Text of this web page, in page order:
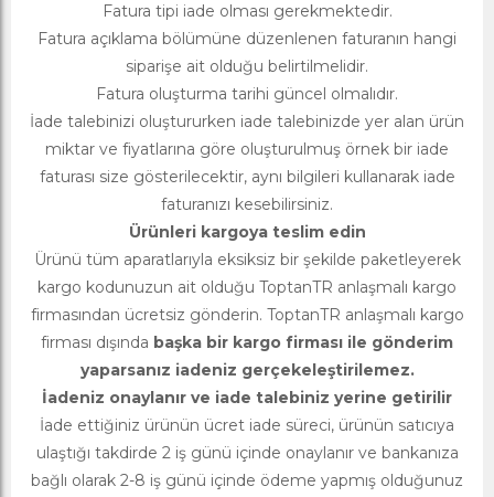
Fatura tipi iade olması gerekmektedir.
Fatura açıklama bölümüne düzenlenen faturanın hangi
siparişe ait olduğu belirtilmelidir.
Fatura oluşturma tarihi güncel olmalıdır.
İade talebinizi oluştururken iade talebinizde yer alan ürün
miktar ve fiyatlarına göre oluşturulmuş örnek bir iade
faturası size gösterilecektir, aynı bilgileri kullanarak iade
faturanızı kesebilirsiniz.
Ürünleri kargoya teslim edin
Ürünü tüm aparatlarıyla eksiksiz bir şekilde paketleyerek
kargo kodunuzun ait olduğu ToptanTR anlaşmalı kargo
firmasından ücretsiz gönderin. ToptanTR anlaşmalı kargo
firması dışında başka bir kargo firması ile gönderim
yaparsanız iadeniz gerçekeleştirilemez.
İadeniz onaylanır ve iade talebiniz yerine getirilir
İade ettiğiniz ürünün ücret iade süreci, ürünün satıcıya
ulaştığı takdirde 2 iş günü içinde onaylanır ve bankanıza
bağlı olarak 2-8 iş günü içinde ödeme yapmış olduğunuz